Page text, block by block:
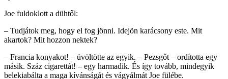
Joe fuldoklott a dühtől:
– Tudjátok meg, hogy el fog jönni. Idejön karácsony este. Mit
akartok? Mit hozzon nektek?
– Francia konyakot! – üvöltötte az egyik. – Pezsgőt – ordította egy
másik. Száz cigarettát! – egy harmadik. És így tovább, mindegyik
belekiabálta a maga kívánságát és vágyálmát Joe fülébe.